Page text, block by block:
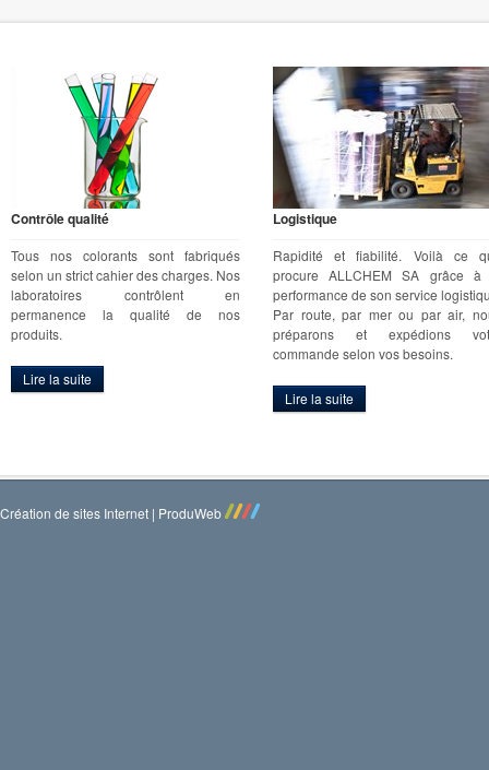
Contrôle qualité
Tous nos colorants sont fabriqués
selon un strict cahier des charges. Nos
laboratoires contrôlent en
permanence la qualité de nos
produits.
Lire la suite
Logistique
Rapidité et fiabilité. Voilà ce
procure ALLCHEM SA grâce à
performance de son service
Par route, par mer ou par air,
préparons et expédions
commande selon vos besoins.
Lire la suite
Création de sites Internet | ProduWeb